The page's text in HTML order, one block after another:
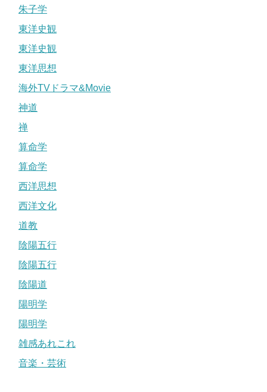
朱子学
東洋史観
東洋史観
東洋思想
海外TVドラマ&Movie
神道
禅
算命学
算命学
西洋思想
西洋文化
道教
陰陽五行
陰陽五行
陰陽道
陽明学
陽明学
雑感あれこれ
音楽・芸術